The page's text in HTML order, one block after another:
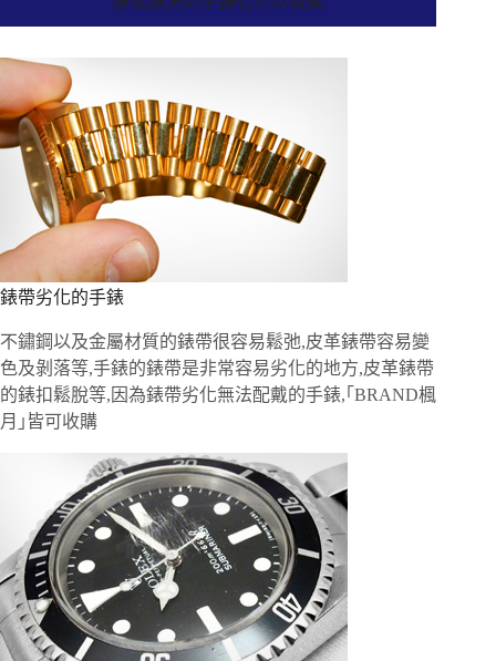
錶帶劣化的手錶
不鏽鋼以及金屬材質的錶帶很容易鬆弛,皮革錶帶容易變
色及剝落等,手錶的錶帶是非常容易劣化的地方,皮革錶帶
的錶扣鬆脫等,因為錶帶劣化無法配戴的手錶,｢BRAND楓
月｣皆可收購